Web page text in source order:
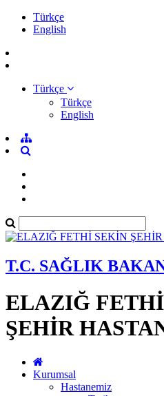
Türkçe
English
Türkçe
Türkçe
English
T.C. SAĞLIK
ELAZIĞ
ŞEHİR
Kurumsal
Hastanemiz